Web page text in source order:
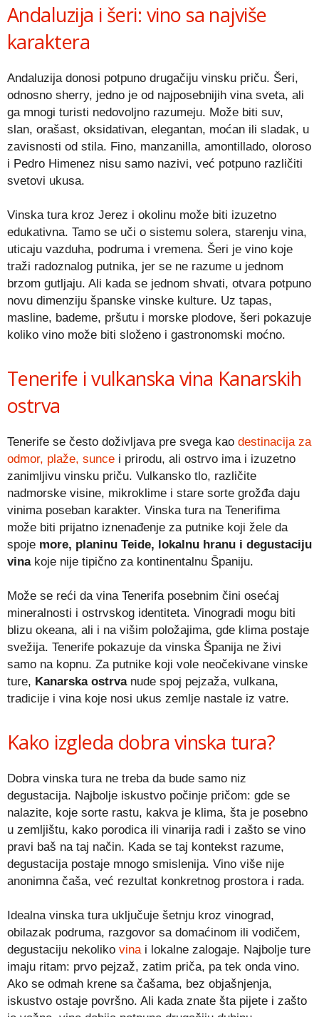
Andaluzija i šeri: vino sa najviše
karaktera
Andaluzija donosi potpuno drugačiju vinsku priču. Šeri,
odnosno sherry, jedno je od najposebnijih vina sveta, ali
ga mnogi turisti nedovoljno razumeju. Može biti suv,
slan, orašast, oksidativan, elegantan, moćan ili sladak, u
zavisnosti od stila. Fino, manzanilla, amontillado, oloroso
i Pedro Himenez nisu samo nazivi, već potpuno različiti
svetovi ukusa.
Vinska tura kroz Jerez i okolinu može biti izuzetno
edukativna. Tamo se uči o sistemu solera, starenju vina,
uticaju vazduha, podruma i vremena. Šeri je vino koje
traži radoznalog putnika, jer se ne razume u jednom
brzom gutljaju. Ali kada se jednom shvati, otvara potpuno
novu dimenziju španske vinske kulture. Uz tapas,
masline, bademe, pršutu i morske plodove, šeri pokazuje
koliko vino može biti složeno i gastronomski moćno.
Tenerife i vulkanska vina Kanarskih
ostrva
Tenerife se često doživljava pre svega kao destinacija za
odmor, plaže, sunce i prirodu, ali ostrvo ima i izuzetno
zanimljivu vinsku priču. Vulkansko tlo, različite
nadmorske visine, mikroklime i stare sorte grožđa daju
vinima poseban karakter. Vinska tura na Tenerifima
može biti prijatno iznenađenje za putnike koji žele da
spoje more, planinu Teide, lokalnu hranu i degustaciju
vinakoje nije tipično za kontinentalnu Španiju.
Može se reći da vina Tenerifa posebnim čini osećaj
mineralnosti i ostrvskog identiteta. Vinogradi mogu biti
blizu okeana, ali i na višim položajima, gde klima postaje
svežija. Tenerife pokazuje da vinska Španija ne živi
samo na kopnu. Za putnike koji vole neočekivane vinske
ture, Kanarska ostrvanude spoj pejzaža, vulkana,
tradicije i vina koje nosi ukus zemlje nastale iz vatre.
Kako izgleda dobra vinska tura?
Dobra vinska tura ne treba da bude samo niz
degustacija. Najbolje iskustvo počinje pričom: gde se
nalazite, koje sorte rastu, kakva je klima, šta je posebno
u zemljištu, kako porodica ili vinarija radi i zašto se vino
pravi baš na taj način. Kada se taj kontekst razume,
degustacija postaje mnogo smislenija. Vino više nije
anonimna čaša, već rezultat konkretnog prostora i rada.
Idealna vinska tura uključuje šetnju kroz vinograd,
obilazak podruma, razgovor sa domaćinom ili vodičem,
degustaciju nekoliko vina i lokalne zalogaje. Najbolje ture
imaju ritam: prvo pejzaž, zatim priča, pa tek onda vino.
Ako se odmah krene sa čašama, bez objašnjenja,
iskustvo ostaje površno. Ali kada znate šta pijete i zašto